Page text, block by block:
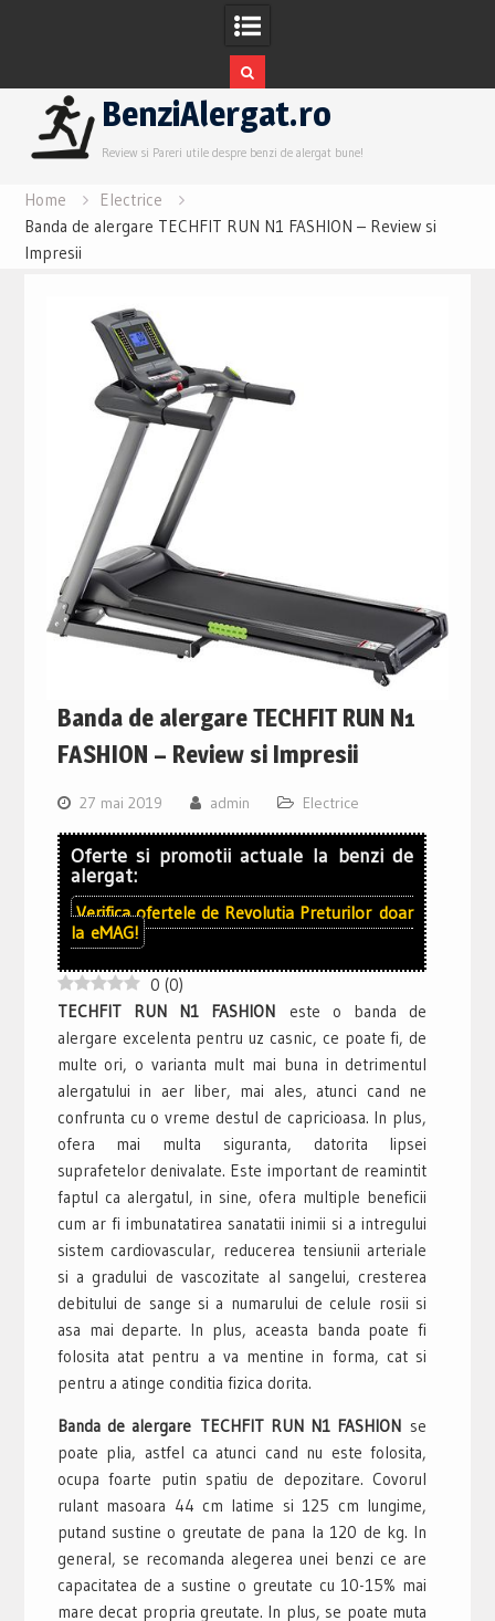
content
BenziAlergat.ro
Review si Pareri utile despre benzi de alergat bune!
Home
Electrice
Banda de alergare TECHFIT RUN N1 FASHION – Review si
Impresii
Banda de alergare TECHFIT RUN N1
FASHION – Review si Impresii
27 mai 2019 admin Electrice
Oferte si promotii actuale la benzi de
alergat:
Verifica ofertele de Revolutia Preturilor doar
la eMAG!
0 (0)
TECHFIT RUN N1 FASHION este o banda de
alergare excelenta pentru uz casnic, ce poate fi, de
multe ori, o varianta mult mai buna in detrimentul
alergatului in aer liber, mai ales, atunci cand ne
confrunta cu o vreme destul de capricioasa. In plus,
ofera mai multa siguranta, datorita lipsei
suprafetelor denivalate. Este important de reamintit
faptul ca alergatul, in sine, ofera multiple beneficii
cum ar fi imbunatatirea sanatatii inimii si a intregului
sistem cardiovascular, reducerea tensiunii arteriale
si a gradului de vascozitate al sangelui, cresterea
debitului de sange si a numarului de celule rosii si
asa mai departe. In plus, aceasta banda poate fi
folosita atat pentru a va mentine in forma, cat si
pentru a atinge conditia fizica dorita.
Banda de alergare TECHFIT RUN N1 FASHION se
poate plia, astfel ca atunci cand nu este folosita,
ocupa foarte putin spatiu de depozitare. Covorul
rulant masoara 44 cm latime si 125 cm lungime,
putand sustine o greutate de pana la 120 de kg. In
general, se recomanda alegerea unei benzi ce are
capacitatea de a sustine o greutate cu 10-15% mai
mare decat propria greutate. In plus, se poate muta